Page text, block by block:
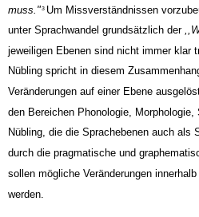
muss."3 Um Missverständnissen
unter Sprachwandel grundsätzlich der
jeweiligen Ebenen sind nicht immer klar
Nübling spricht in diesem
Veränderungen auf einer Ebene
den Bereichen Phonologie,
Nübling, die die Sprachebenen auch
durch die pragmatische und
sollen mögliche Veränderungen
werden.